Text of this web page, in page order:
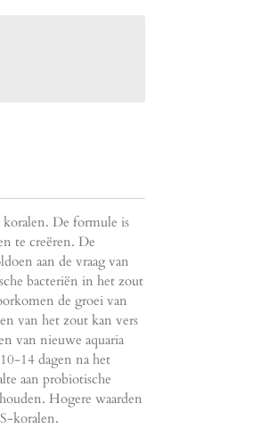
De formule is
te creëren. De
aan de vraag van
bacteriën in het zout
de groei van
van het zout kan vers
van nieuwe aquaria
14 dagen na het
aan probiotische
Hogere waarden
koralen.